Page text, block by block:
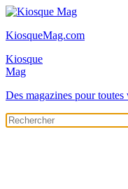
KiosqueMag.com
Kiosque
Mag
Des magazines pour toutes